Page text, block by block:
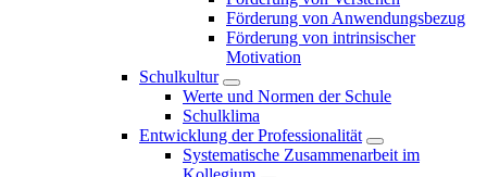
Förderung von Anwendungsbezug
Förderung von intrinsischer
Motivation
Schulkultur
Werte und Normen der Schule
Schulklima
Entwicklung der Professionalität
Systematische Zusammenarbeit im